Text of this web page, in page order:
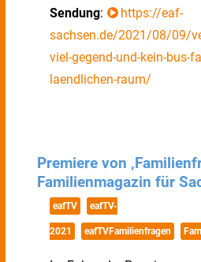
Sendung:
https://eaf-
sachsen.de/2021/08/09/
viel-gegend-und-kein-bus-
laendlichen-raum/
Premiere von
Familienmagazin für
eafTV eafTV-
2021 eafTVFamilienfragen